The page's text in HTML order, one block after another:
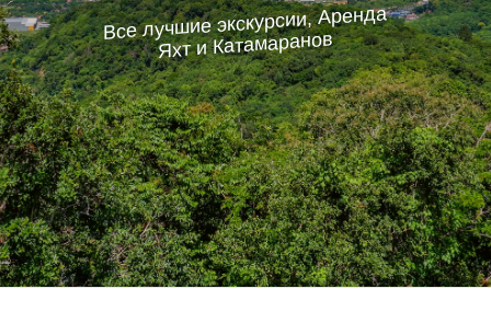
Все лучшие экскурсии, Аренда
Яхт и Катамаранов